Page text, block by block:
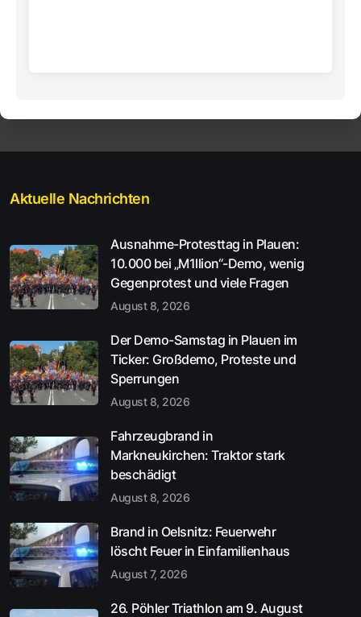
Aktuelle Nachrichten
Ausnahme-Protesttag in Plauen:
10.000 bei „M1llion“-Demo, wenig
Gegenprotest und viele Fragen
August 8, 2026
Der Demo-Samstag in Plauen im
Ticker: Großdemo, Proteste und
Sperrungen
August 8, 2026
Fahrzeugbrand in
Markneukirchen: Traktor stark
beschädigt
August 8, 2026
Brand in Oelsnitz: Feuerwehr
löscht Feuer in Einfamilienhaus
August 7, 2026
26. Pöhler Triathlon am 9. August